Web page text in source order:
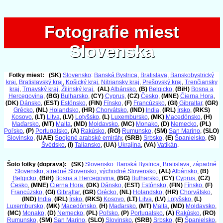
Fotografie miest
Slovenska
Fotografie miest
Slovenska
Fotky miest: (SK) Slovensko: Banská Bystrica, Bratislava, Banskobystrický
kraj, Bratislavský kraj, Košický kraj, Nitriansky kraj, Prešovský kraj, Trenčiansky
kraj, Trnavský kraj, Žilinský kraj, (AL)Albánsko, (B) Belgicko, (BiH) Bosna a
Hercegovina, (BG) Bulharsko, (CY) Cyprus, (CZ) Česko, (MNE) Čierna Hora,
(DK) Dánsko, (EST) Estónsko, (FIN) Fínsko, (F) Francúzsko, (GI) Gibraltar, (GR)
Grécko, (NL) Holandsko, (HR) Chorvátsko, (IND) India, (IRL) Írsko, (RKS)
Kosovo, (LT) Litva, (LV) Lotyšsko, (L) Luxembursko, (MK) Macedónsko, (H)
Maďarsko, (MT) Malta, (MD) Moldavsko, (MC) Monako, (D) Nemecko, (PL)
Poľsko, (P) Portugalsko, (A) Rakúsko, (RO) Rumunsko, (SM) San Marino, (SLO)
Slovinsko, (UAE) Spojené arabské emiráty, (SRB) Srbsko, (E) Španielsko, (S)
Švédsko, (I) Taliansko, (UA) Ukrajina, (VA) Vatikán.
Šoto fotky (doprava): (SK) Slovensko: Banská Bystrica, Bratislava, západné
Slovensko, stredné Slovensko, východné Slovensko, (AL)Albánsko, (B)
Belgicko, (BiH) Bosna a Hercegovina, (BG) Bulharsko, (CY) Cyprus, (CZ)
Česko, (MNE) Čierna Hora, (DK) Dánsko, (EST) Estónsko, (FIN) Fínsko, (F)
Francúzsko, (GI) Gibraltar, (GR) Grécko, (NL) Holandsko, (HR) Chorvátsko,
(IND) India, (IRL) Írsko, (RKS) Kosovo, (LT) Litva, (LV) Lotyšsko, (L)
Luxembursko, (MK) Macedónsko, (H) Maďarsko, (MT) Malta, (MD) Moldavsko,
(MC) Monako, (D) Nemecko, (PL) Poľsko, (P) Portugalsko, (A) Rakúsko, (RO)
Rumunsko, (SM) San Marino, (SLO) Slovinsko, (SRB) Srbsko, (E) Španielsko,